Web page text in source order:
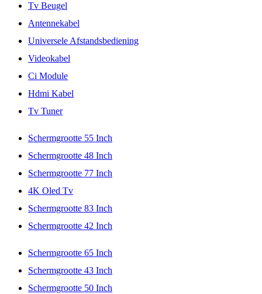
Tv Beugel
Antennekabel
Universele Afstandsbediening
Videokabel
Ci Module
Hdmi Kabel
Tv Tuner
Schermgrootte 55 Inch
Schermgrootte 48 Inch
Schermgrootte 77 Inch
4K Oled Tv
Schermgrootte 83 Inch
Schermgrootte 42 Inch
Schermgrootte 65 Inch
Schermgrootte 43 Inch
Schermgrootte 50 Inch